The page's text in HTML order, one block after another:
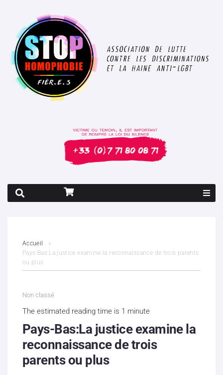
Contenus litigieux
Boutique
Partenaires
Contacts
Accueil
Pays-Bas:La justice examine la reconnaissance de trois parents
ou plus
Non classé
The estimated reading time is 1 minute
Pays-Bas:La justice examine la
reconnaissance de trois
parents ou plus